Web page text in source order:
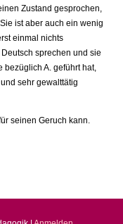
Zustand gesprochen,
ist aber auch ein wenig
einmal nichts
sprechen und sie
bezüglich A. geführt hat,
sehr gewalttätig
seinen Geruch kann.